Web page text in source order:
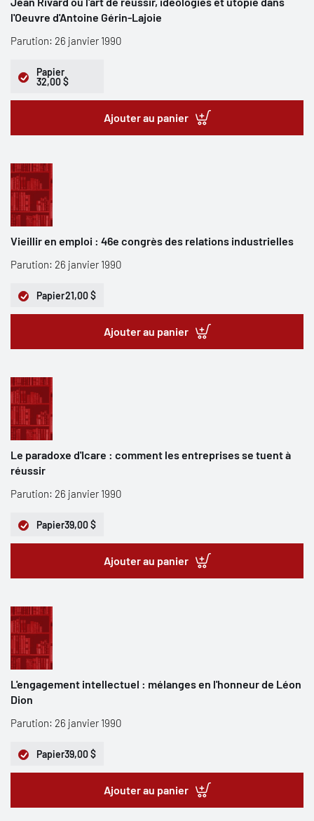
l'Oeuvre d'Antoine Gérin-Lajoie
Parution: 26 janvier 1990
Papier
32,00 $
Ajouter au panier
Vieillir en emploi : 46e congrès des relations industrielles
Parution: 26 janvier 1990
Papier21,00 $
Ajouter au panier
Le paradoxe d'Icare : comment les entreprises se tuent à
réussir
Parution: 26 janvier 1990
Papier39,00 $
Ajouter au panier
L'engagement intellectuel : mélanges en l'honneur de Léon
Dion
Parution: 26 janvier 1990
Papier39,00 $
Ajouter au panier